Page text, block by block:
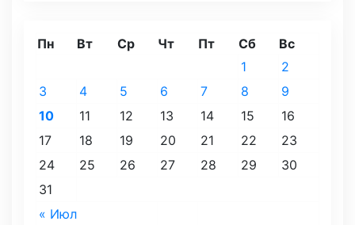
Пн Вт Ср Чт Пт Сб Вс
« Июл
1
2
3
4 5 6 7 8
9
10
11 12 13 14 15
16
17
18 19 20 21 22
23
24
25 26 27 28 29
30
31